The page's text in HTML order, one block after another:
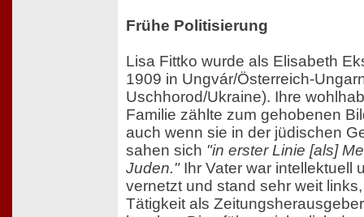
Frühe Politisierung
Lisa Fittko wurde als Elisabeth
1909 in Ungvár/Österreich-
Uschhorod/Ukraine). Ihre
Familie zählte zum gehobenen
auch wenn sie in der jüdischen
sahen sich "in erster Linie [als]
Juden."Ihr Vater war intellektuell
vernetzt und stand sehr weit
Tätigkeit als